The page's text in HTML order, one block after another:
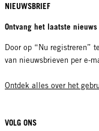
NIEUWSBRIEF
Ontvang het laatste
Door op “Nu registreren”
van nieuwsbrieven per e-
Ontdek alles over het
VOLG ONS